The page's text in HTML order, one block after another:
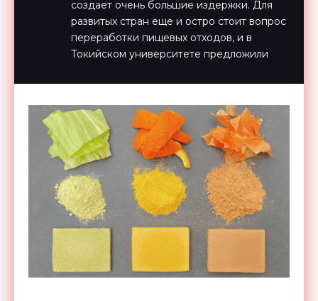
создает очень большие издержки. Для
развитых стран еще и остро стоит вопрос
переработки пищевых отходов, и в
Токийском университете предложили